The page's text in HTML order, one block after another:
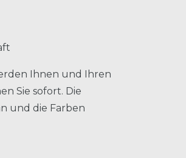
Ihnen und Ihren
Sie sofort. Die
und die Farben